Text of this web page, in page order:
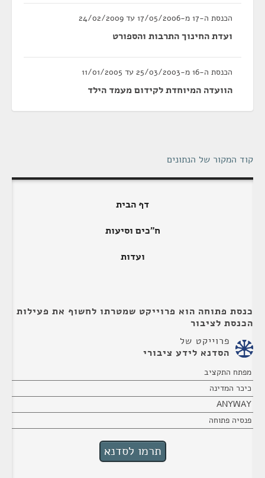
הכנסת ה-17 מ-17/05/2006 עד 24/02/2009
ועדת החינוך התרבות והספורט
הכנסת ה-16 מ-25/03/2003 עד 11/01/2005
הוועדה המיוחדת לקידום מעמד הילד
קוד המקור של הנתונים
דף הבית
ח"כים וסיעות
ועדות
כנסת פתוחה הוא פרוייקט שמטרתו לחשוף את פעילות
הכנסת לציבור
פרוייקט של
הסדנא לידע ציבורי
מפתח התקציב
כיכר המדינה
ANYWAY
פנסיה פתוחה